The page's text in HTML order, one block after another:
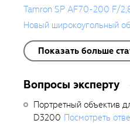
Tamron SP AF70-200 F/
Новый широкоугольный
Показать больше
Вопросы эксперту
Портретный объектив
D3200 Посмотреть